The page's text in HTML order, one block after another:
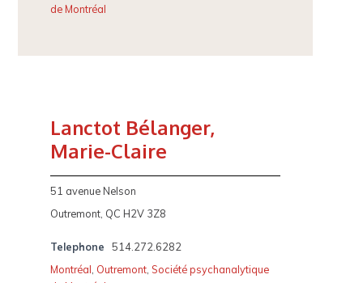
de Montréal
Lanctot Bélanger,
Marie-Claire
51 avenue Nelson
Outremont, QC H2V 3Z8
Telephone
514.272.6282
Montréal, Outremont, Société psychanalytique